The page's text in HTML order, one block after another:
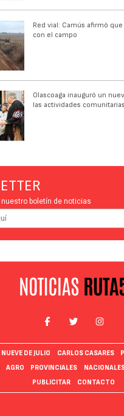
Red vial: Camús afirmó
con el campo
Olascoaga inauguró un
las actividades comunitarias
boletín de noticias
NUEVE DE JULIO CARLOS CASARES
AGRO PROVINCIALES
PUBLICITAR
CONTACTO